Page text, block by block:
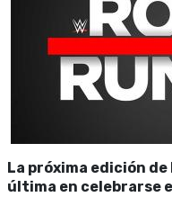
La próxima edición
última en celebrarse